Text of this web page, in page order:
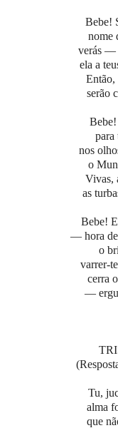
Bebe!
nome
verás —
ela a
Então,
serão
Bebe!
para
nos
o
Vivas,
as
Bebe!
— hora de
o
varrer-
cerra
—
Tu,
alma
que